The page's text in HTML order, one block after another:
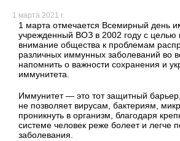
1 марта 2021 г.
1 марта отмечается Всемирный день
учрежденный ВОЗ в 2002 году с целью
внимание общества к проблемам
различных иммунных заболеваний во
напомнить о важности сохранения и
иммунитета.
Иммунитет — это тот защитный
не позволяет вирусам, бактериям,
проникнуть в организм, благодаря
системе человек реже болеет и легче
заболевания.